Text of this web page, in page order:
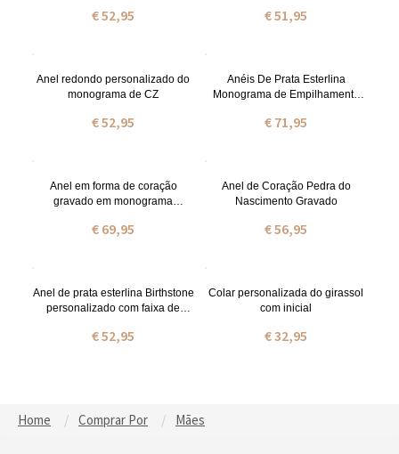
€ 52,95 € 51,95
Anel redondo personalizado do
monograma de CZ
€ 52,95
Anéis De Prata Esterlina
Monograma de Empilhamento
€ 71,95
Anel em forma de coração
gravado em monograma
€ 69,95
Anel de Coração Pedra do
Nascimento Gravado
€ 56,95
Anel de prata esterlina Birthstone
personalizado com faixa de
€ 52,95
Colar personalizada do girassol
com inicial
€ 32,95
Home Comprar Por Mães